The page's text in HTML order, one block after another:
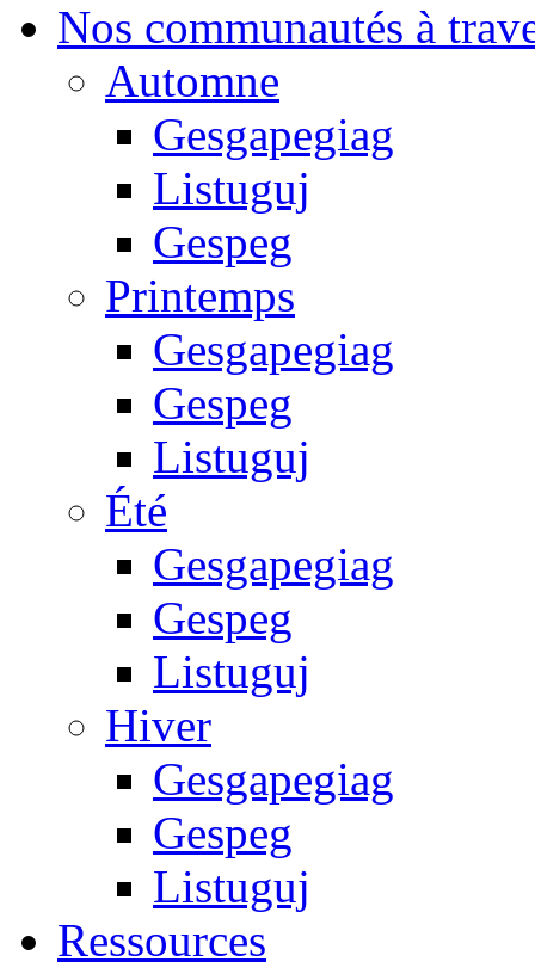
Nos communautés à
Automne
Gesgapegiag
Listuguj
Gespeg
Printemps
Gesgapegiag
Gespeg
Listuguj
Été
Gesgapegiag
Gespeg
Listuguj
Hiver
Gesgapegiag
Gespeg
Listuguj
Ressources